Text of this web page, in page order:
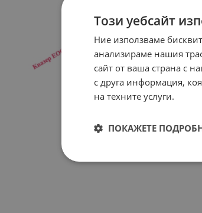
Този уебсайт
Ние използваме
анализираме нашия
сайт от ваша страна с
с друга информация,
на техните услуги.
ПОКАЖЕТЕ